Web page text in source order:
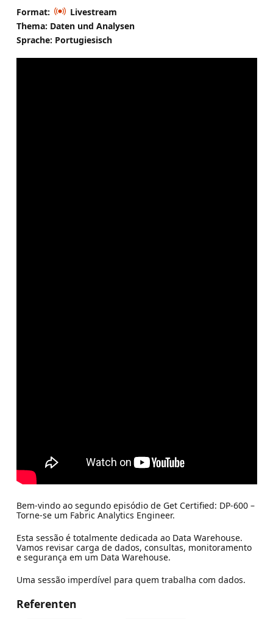
Format:
Livestream
Thema: Daten und Analysen
Sprache: Portugiesisch
Bem-vindo ao segundo episódio de Get Certified: DP-600 –
Torne-se um Fabric Analytics Engineer.
Esta sessão é totalmente dedicada ao Data Warehouse.
Vamos revisar carga de dados, consultas, monitoramento
e segurança em um Data Warehouse.
Uma sessão imperdível para quem trabalha com dados.
Referenten